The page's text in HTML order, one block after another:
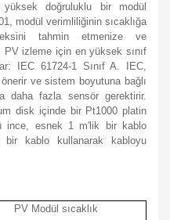
yüksek doğruluklu bir modül
modül verimliliğinin sıcaklığa
tahmin etmenize ve
PV izleme için en yüksek sınıf
IEC 61724-1 Sınıf A. IEC,
ve sistem boyutuna bağlı
daha fazla sensör gerektirir.
disk içinde bir Pt1000 platin
ince, esnek 1 m'lik bir kablo
bir kablo kullanarak kabloyu
PV Modül sıcaklık